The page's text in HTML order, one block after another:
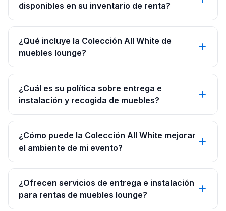
disponibles en su inventario de renta?
¿Qué incluye la Colección All White de
muebles lounge?
¿Cuál es su política sobre entrega e
instalación y recogida de muebles?
¿Cómo puede la Colección All White mejorar
el ambiente de mi evento?
¿Ofrecen servicios de entrega e instalación
para rentas de muebles lounge?